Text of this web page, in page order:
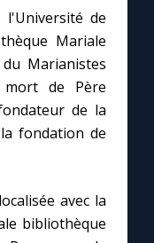
l'Université de
Mariale
Marianistes
de Père
de la
fondation de
avec la
bibliothèque